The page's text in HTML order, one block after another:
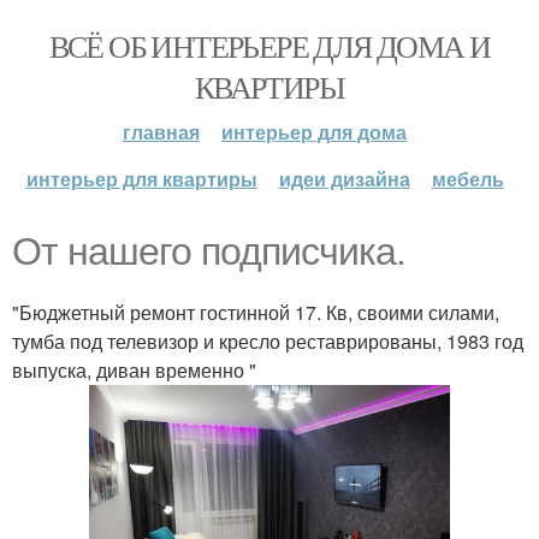
ВСЁ ОБ ИНТЕРЬЕРЕ ДЛЯ ДОМА И
КВАРТИРЫ
главная
интерьер для дома
интерьер для квартиры
идеи дизайна мебель
От нашего подписчика.
"Бюджетный ремонт гостинной 17. Кв, своими силами,
тумба под телевизор и кресло реставрированы, 1983 год
выпуска, диван временно "